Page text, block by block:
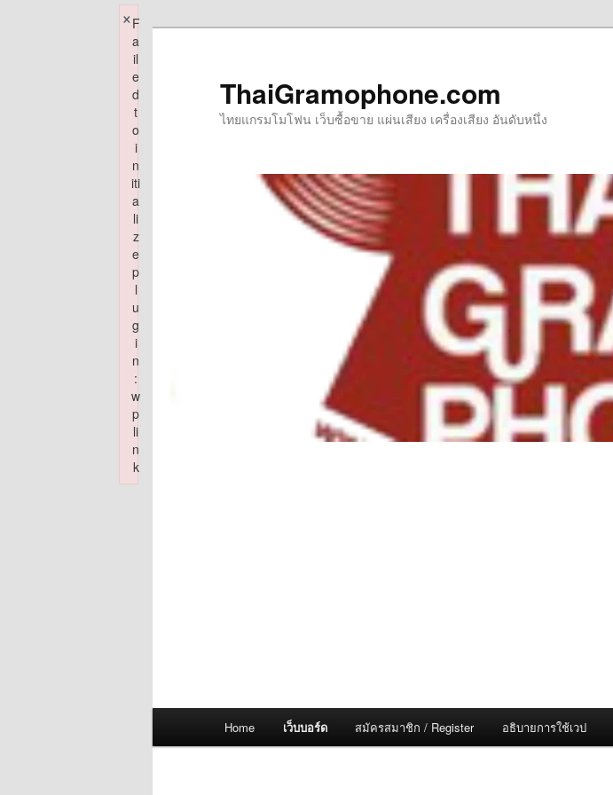
ThaiGramophone.com
ไทยแกรมโมโฟน เว็บซื้อขาย แผ่นเสียง เครื่องเสียง อันดับหนึ่ง
Home เว็บบอร์ด สมัครสมาชิก / Register อธิบายการใช้เวป
F
a
il
e
d
t
o
i
n
iti
a
li
z
e
p
l
u
g
i
n
:
w
p
li
n
k
×